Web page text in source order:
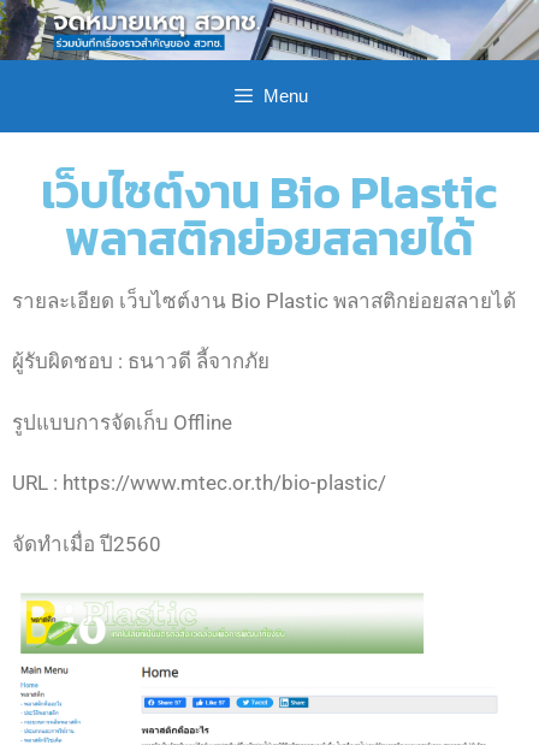
Menu
เว็บไซต์งาน Bio Plastic
พลาสติกย่อยสลายได้
รายละเอียด เว็บไซต์งาน Bio Plastic พลาสติกย่อยสลายได้
ผู้รับผิดชอบ : ธนาวดี ลี้จากภัย
รูปแบบการจัดเก็บ Offline
URL : https://www.mtec.or.th/bio-plastic/
จัดทำเมื่อ ปี2560